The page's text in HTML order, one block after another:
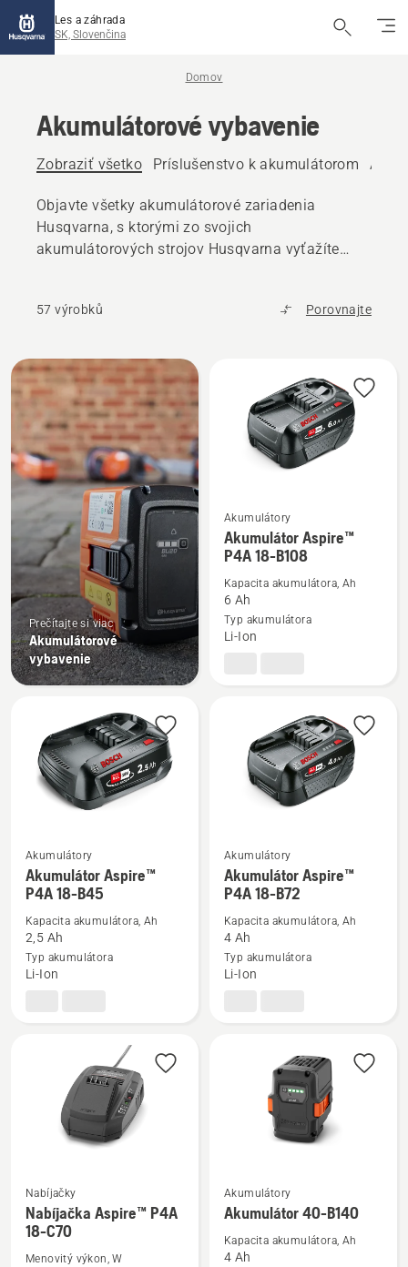
Les a záhrada
SK, Slovenčina
Domov
Akumulátorové vybavenie
Zobraziť všetko Príslušenstvo k akumulátorom
Objavte všetky akumulátorové zariadenia
Husqvarna, s ktorými zo svojich
akumulátorových strojov Husqvarna vyťažíte
57 výrobků Porovnajte
Všetky
výrobky
Prečítajte si viac
Akumulátorové
vybavenie
Zobraziť
viac
podrobností
Akumulátor
Aspire™
Akumulátory
Akumulátor Aspire™
P4A 18-B108
Kapacita akumulátora, Ah
6 Ah
Typ akumulátora
Li-Ion
Zobraziť
viac
podrobností
Akumulátor
Aspire™
Akumulátory
Akumulátor Aspire™
P4A 18-B45
Kapacita akumulátora, Ah
2,5 Ah
Typ akumulátora
Li-Ion
Zobraziť
viac
podrobností
Akumulátor
Aspire™
Akumulátory
Akumulátor Aspire™
P4A 18-B72
Kapacita akumulátora, Ah
4 Ah
Typ akumulátora
Li-Ion
Zobraziť
viac
podrobností
Nabíjačky
Nabíjačka Aspire™ P4A
18-C70
Menovitý výkon, W
Zobraziť
podrobností
Akumulátory
Akumulátor 40-B140
Kapacita akumulátora, Ah
4 Ah